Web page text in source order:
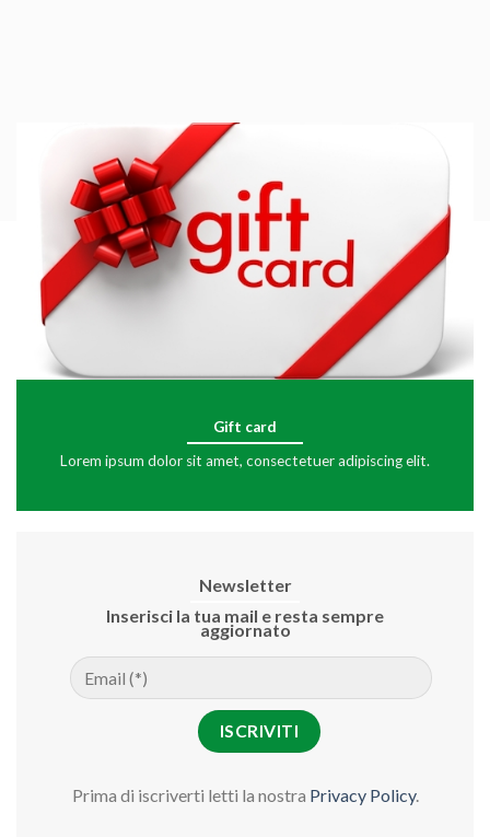
Gift card
Lorem ipsum dolor sit amet, consectetuer adipiscing elit.
Newsletter
Inserisci la tua mail e resta sempre
aggiornato
Prima di iscriverti letti la nostra Privacy Policy.